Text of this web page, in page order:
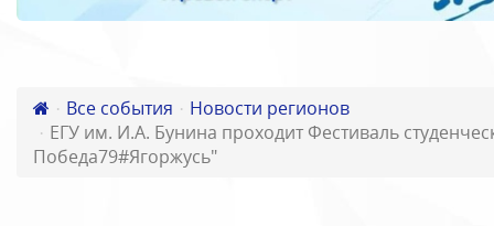
Все события
Новости регионов
ЕГУ им. И.А. Бунина проходит Фестиваль
Победа79#Ягоржусь"